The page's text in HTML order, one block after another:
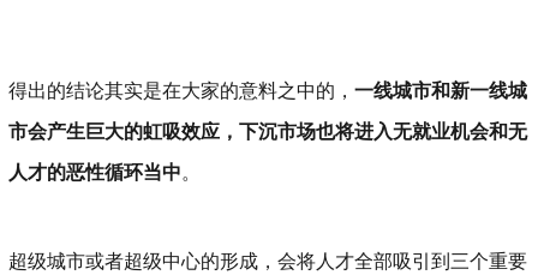
得出的结论其实是在大家的意料之中的，一线城市和新一线城
市会产生巨大的虹吸效应，下沉市场也将进入无就业机会和无
人才的恶性循环当中。
超级城市或者超级中心的形成，会将人才全部吸引到三个重要